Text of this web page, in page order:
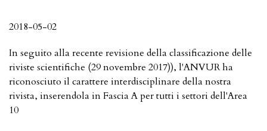
2018-05-02
In seguito alla recente revisione della classificazione delle
riviste scientifiche (29 novembre 2017)), l'ANVUR ha
riconosciuto il carattere interdisciplinare della nostra
rivista, inserendola in Fascia A per tutti i settori dell'Area
10